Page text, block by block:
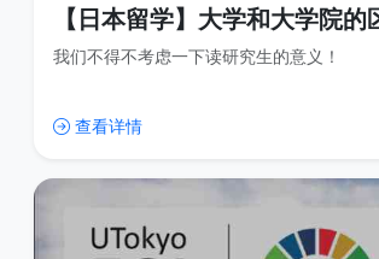
【日本留学】大学和大学院的
我们不得不考虑一下读研究生的意义！
查看详情